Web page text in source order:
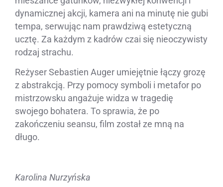
dynamicznej akcji, kamera ani na minutę nie gubi
tempa, serwując nam prawdziwą estetyczną
ucztę. Za każdym z kadrów czai się nieoczywisty
rodzaj strachu.
Reżyser Sebastien Auger umiejętnie łączy grozę
z abstrakcją. Przy pomocy symboli i metafor po
mistrzowsku angażuje widza w tragedię
swojego bohatera. To sprawia, że po
zakończeniu seansu, film został ze mną na
długo.
Karolina Nurzyńska